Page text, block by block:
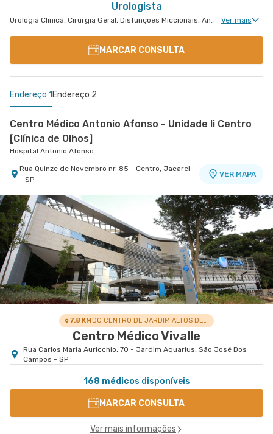
Urologista
Urologia Clinica, Cirurgia Geral, Disfunções Miccionais, Andrologia, Infertilidade Masculina, Urologia Oncológica Ver mais
MARCAR CONSULTA
Endereço 1 Endereço 2
Centro Médico Antonio Afonso - Unidade Ii Centro
[Clínica de Olhos]
Hospital Antônio Afonso
Rua Quinze de Novembro nr. 85 - Centro, Jacarei
- SP
VER MAPA
Centro Médico Vivalle - Unidade Carlos Maria
Auricchio
Centro Médico Vivalle
Rua Carlos Maria Auricchio nr. 70 - Jardim
Aquarius, Sao Jose Dos Campos - SP
VER MAPA
7.8 KM DO CENTRO DE JARDIM ALTOS DE SANTANA I
Centro Médico Vivalle
Rua Carlos Maria Auricchio, 70 - Jardim Aquarius, São José Dos
Campos - SP
168 médicos disponíveis
MARCAR CONSULTA
Ver mais informações